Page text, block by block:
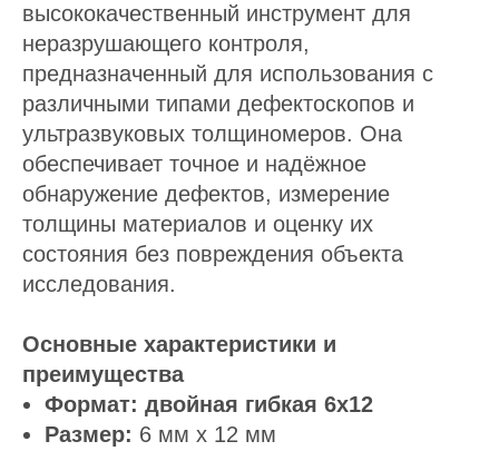
высококачественный инструмент для
неразрушающего контроля,
предназначенный для использования с
различными типами дефектоскопов и
ультразвуковых толщиномеров. Она
обеспечивает точное и надёжное
обнаружение дефектов, измерение
толщины материалов и оценку их
состояния без повреждения объекта
исследования.
Основные характеристики и
преимущества
Формат: двойная гибкая 6х12
Размер: 6 мм x 12 мм